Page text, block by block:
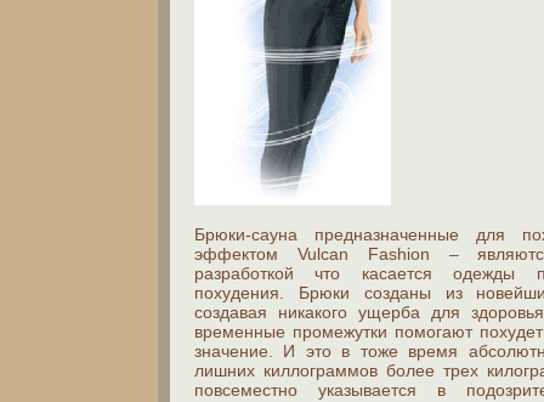
Брюки-сауна предназначенные для
эффектом Vulcan Fashion –
разработкой что касается одежды
похудения. Брюки созданы из
создавая никакого ущерба для
временные промежутки помогают
значение. И это в тоже время
лишних киллограммов более трех
повсеместно указывается в